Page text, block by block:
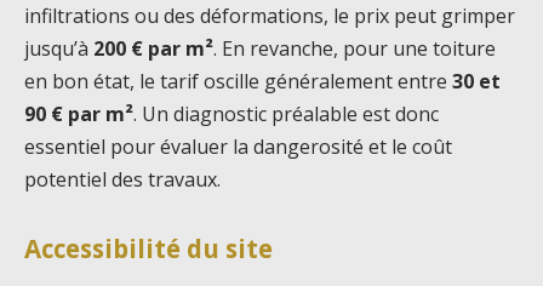
infiltrations ou des déformations, le prix peut grimper
jusqu’à 200 € par m². En revanche, pour une toiture
en bon état, le tarif oscille généralement entre 30 et
90 € par m². Un diagnostic préalable est donc
essentiel pour évaluer la dangerosité et le coût
potentiel des travaux.
Accessibilité du site